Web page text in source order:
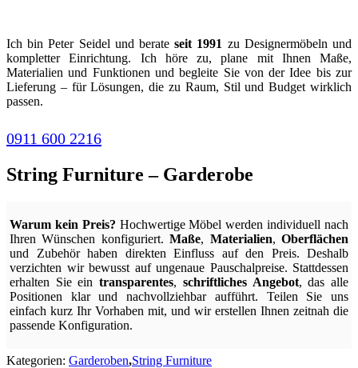
Ich bin Peter Seidel und berateseit 1991 zu Designermöbeln und
kompletter Einrichtung. Ich höre zu, plane mit Ihnen Maße,
Materialien und Funktionen und begleite Sie von der Idee bis zur
Lieferung – für Lösungen, die zu Raum, Stil und Budget wirklich
passen.
0911 600 2216
String Furniture – Garderobe
Warum kein Preis? Hochwertige Möbel werden individuell nach
Ihren Wünschen konfiguriert.Maße, Materialien,Oberflächen
und Zubehör haben direkten Einfluss auf den Preis. Deshalb
verzichten wir bewusst auf ungenaue Pauschalpreise. Stattdessen
erhalten Sie eintransparentes, schriftliches Angebot, das alle
Positionen klar und nachvollziehbar aufführt. Teilen Sie uns
einfach kurz Ihr Vorhaben mit, und wir erstellen Ihnen zeitnah die
passende Konfiguration.
Kategorien: Garderoben,String Furniture